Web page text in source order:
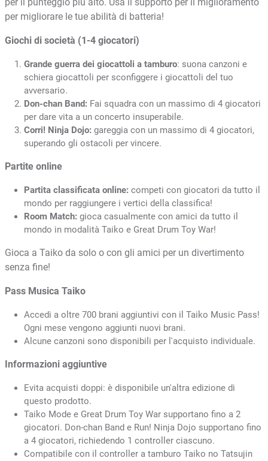
per migliorare le tue abilità di batteria!
Giochi di società (1-4 giocatori)
Grande guerra dei giocattoli a tamburo: suona canzoni e
schiera giocattoli per sconfiggere i giocattoli del tuo
avversario.
Don-chan Band:Fai squadra con un massimo di 4 giocatori
per dare vita a un concerto insuperabile.
Corri! Ninja Dojo:gareggia con un massimo di 4 giocatori,
superando gli ostacoli per vincere.
Partite online
Partita classificata online:competi con giocatori da tutto il
mondo per raggiungere i vertici della classifica!
Room Match:gioca casualmente con amici da tutto il
mondo in modalità Taiko e Great Drum Toy War!
Gioca a Taiko da solo o con gli amici per un divertimento
senza fine!
Pass Musica Taiko
Accedi a oltre 700 brani aggiuntivi con il Taiko Music Pass!
Ogni mese vengono aggiunti nuovi brani.
Alcune canzoni sono disponibili per l'acquisto individuale.
Informazioni aggiuntive
Evita acquisti doppi: è disponibile un'altra edizione di
questo prodotto.
Taiko Mode e Great Drum Toy War supportano fino a 2
giocatori. Don-chan Band e Run! Ninja Dojo supportano fino
a 4 giocatori, richiedendo 1 controller ciascuno.
Compatibile con il controller a tamburo Taiko no Tatsujin